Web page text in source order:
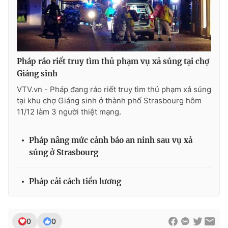
THỜI BÁO VTV
Theo dõi báo trên
Cơ quan báo chí:Thời báo VTV
Giấy phép hoạt động báo in và báo điện tử số 483/GP-BTTTT
Tổng Biên tập:Vũ Thanh Thủy
Tổng đài VTV: 024.38 355 931 - 024.38 355 932
Pháp ráo riết truy tìm thủ phạm vụ xả súng tại chợ
Giáng sinh
VTV.vn - Pháp đang ráo riết truy tìm thủ phạm xả súng
tại khu chợ Giáng sinh ở thành phố Strasbourg hôm
11/12 làm 3 người thiệt mạng.
Pháp nâng mức cảnh báo an ninh sau vụ xả
súng ở Strasbourg
Pháp cải cách tiền lương
0 0